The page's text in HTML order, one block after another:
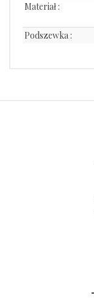
Materiał :
Podszewka :